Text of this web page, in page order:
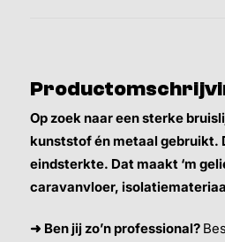
Op zoek naar een sterke
kunststof én metaal gebruikt.
eindsterkte. Dat maakt ‘m
caravanvloer,
➜ Ben jij zo’n professional?